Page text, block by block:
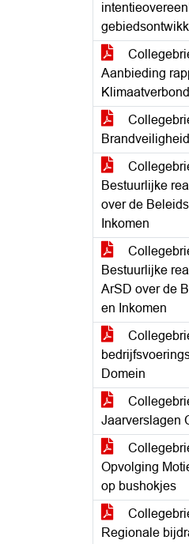
Aanbieding
Klimaatverbond
Bestuurlijke
over de
Inkomen
Bestuurlijke
ArSD over de
en Inkomen
Domein
Jaarverslagen
Opvolging
op bushokjes
Regionale